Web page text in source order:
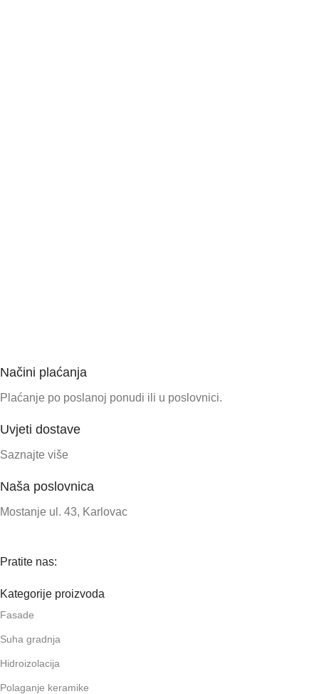
Načini plaćanja
Plaćanje po poslanoj ponudi ili u poslovnici.
Uvjeti dostave
Saznajte više
Naša poslovnica
Mostanje ul. 43, Karlovac
Pratite nas:
Kategorije proizvoda
Fasade
Suha gradnja
Hidroizolacija
Polaganje keramike